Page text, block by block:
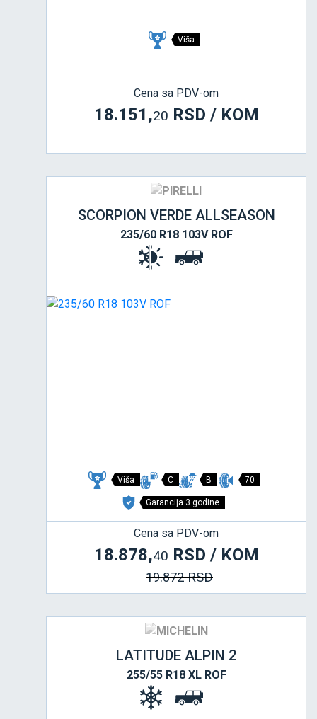
Viša
Cena sa PDV-om
18.151,20 RSD / KOM
SCORPION VERDE ALLSEASON
235/60 R18 103V ROF
Viša C B 70
Garancija 3 godine
Cena sa PDV-om
18.878,40 RSD / KOM
19.872 RSD
LATITUDE ALPIN 2
255/55 R18 XL ROF